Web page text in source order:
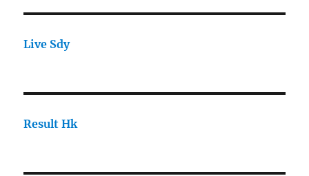
Live Sdy
Result Hk